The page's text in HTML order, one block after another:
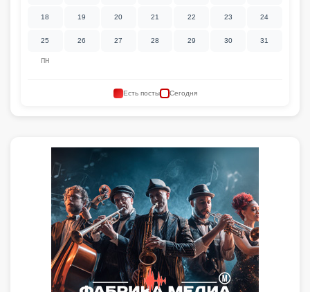
ПН
18 19 20 21 22 23 24
25 26 27 28 29 30 31
Есть посты Сегодня